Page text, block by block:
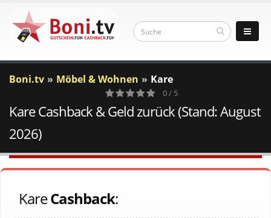
Boni.tv Möbel & Wohnen Kare
0
Votes
0 / 5
Kare Cashback & Geld zurück (Stand: August
2026)
KareCashback: